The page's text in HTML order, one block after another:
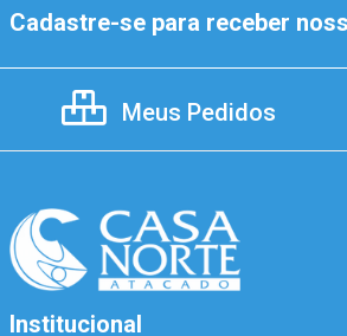
Cadastre-se para receber
Meus Pedidos
Institucional